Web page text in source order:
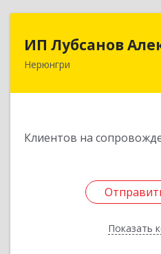
ИП Лубсанов
Нерюнгри
Клиентов на
Показать
ИП Лубсанов
675002, Амурская